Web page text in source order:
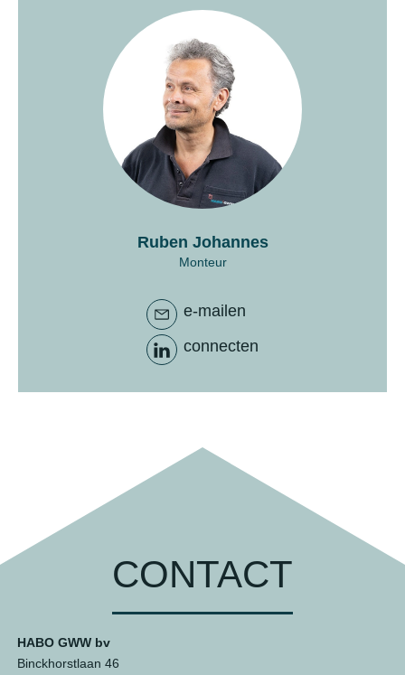
Ruben Johannes
Monteur
e-mailen
connecten
CONTACT
HABO GWW bv
Binckhorstlaan 46